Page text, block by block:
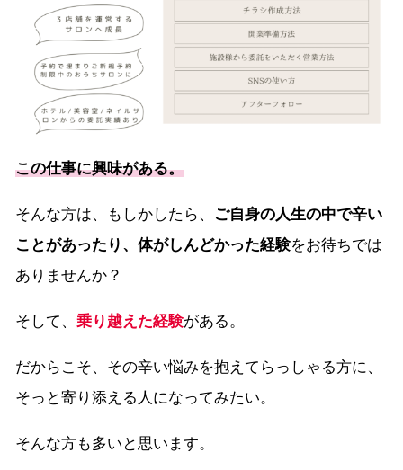
この仕事に興味がある。
そんな方は、もしかしたら、
ご自身の人生の中で辛い
ことがあったり、体がしんどかった経験をお待ちでは
ありませんか？
そして、 乗り越えた経験がある。
だからこそ、その辛い悩みを抱えてらっしゃる方に、
そっと寄り添える人になってみたい。
そんな方も多いと思います。